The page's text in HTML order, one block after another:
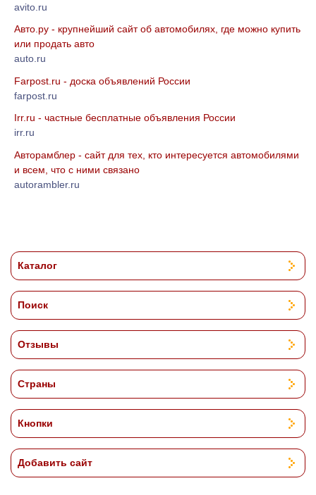
avito.ru
Авто.ру - крупнейший сайт об автомобилях, где можно купить
или продать авто
auto.ru
Farpost.ru - доска объявлений России
farpost.ru
Irr.ru - частные бесплатные объявления России
irr.ru
Авторамблер - сайт для тех, кто интересуется автомобилями
и всем, что с ними связано
autorambler.ru
Каталог
Поиск
Отзывы
Страны
Кнопки
Добавить сайт